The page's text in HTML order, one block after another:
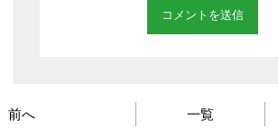
前へ 一覧